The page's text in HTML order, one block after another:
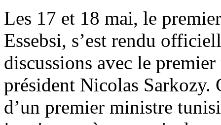
Les 17 et 18 mai, le
Essebsi, s’est rendu
discussions avec le
président Nicolas Sarkozy.
d’un premier ministre